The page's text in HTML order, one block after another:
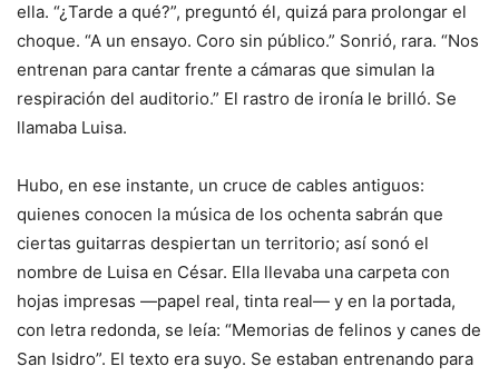
ella. “¿Tarde a qué?”, preguntó él, quizá para prolongar el
choque. “A un ensayo. Coro sin público.” Sonrió, rara. “Nos
entrenan para cantar frente a cámaras que simulan la
respiración del auditorio.” El rastro de ironía le brilló. Se
llamaba Luisa.
Hubo, en ese instante, un cruce de cables antiguos:
quienes conocen la música de los ochenta sabrán que
ciertas guitarras despiertan un territorio; así sonó el
nombre de Luisa en César. Ella llevaba una carpeta con
hojas impresas —papel real, tinta real— y en la portada,
con letra redonda, se leía: “Memorias de felinos y canes de
San Isidro”. El texto era suyo. Se estaban entrenando para